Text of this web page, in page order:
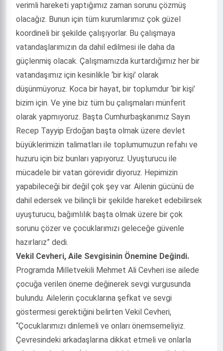
verimli hareketi yaptığımız zaman sorunu çözmüş
olacağız. Bunun için tüm kurumlarımız çok güzel
koordineli bir şekilde çalışıyorlar. Bu çalışmaya
vatandaşlarımızın da dahil edilmesi ile daha da
güçlenmiş olacak. Çalışmamızda kurtardığımız her bir
vatandaşımız için kesinlikle ‘bir kişi’ olarak
düşünmüyoruz. Koca bir hayat, bir toplumdur ‘bir kişi’
bizim için. Ve yine biz tüm bu çalışmaları münferit
olarak yapmıyoruz. Başta Cumhurbaşkanımız Sayın
Recep Tayyip Erdoğan başta olmak üzere devlet
büyüklerimizin talimatları ile toplumumuzun refahı ve
huzuru için biz bunları yapıyoruz. Uyuşturucu ile
mücadele bir vatan görevidir diyoruz. Hepimizin
yapabileceği bir değil çok şey var. Ailenin gücünü de
dahil edersek ve bilinçli bir şekilde hareket edebilirsek
uyuşturucu, bağımlılık başta olmak üzere bir çok
sorunu çözer ve çocuklarımızı geleceğe güvenle
hazırlarız” dedi.
Vekil Cevheri, Aile Sevgisinin Önemine Değindi.
Programda Milletvekili Mehmet Ali Cevheri ise ailede
çocuğa verilen öneme değinerek sevgi vurgusunda
bulundu. Ailelerin çocuklarına şefkat ve sevgi
göstermesi gerektiğini belirten Vekil Cevheri,
“Çocuklarımızı dinlemeli ve onları önemsemeliyiz.
Çevresindeki arkadaşlarına dikkat etmeli ve onlarla